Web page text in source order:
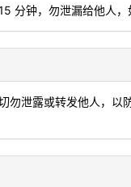
分钟，勿泄漏给他人，
勿泄露或转发他人，